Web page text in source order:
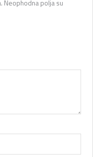
Neophodna polja su